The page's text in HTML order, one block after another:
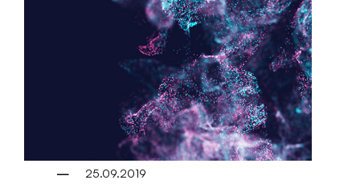
25.09.2019